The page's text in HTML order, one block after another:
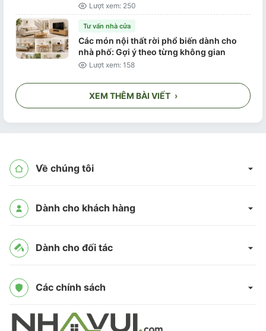
Lượt xem: 250
Tư vấn nhà cửa
Các món nội thất rời phổ biến dành cho
nhà phố: Gợi ý theo từng không gian
Lượt xem: 158
XEM THÊM BÀI VIẾT ›
Về chúng tôi
Dành cho khách hàng
Dành cho đối tác
Các chính sách